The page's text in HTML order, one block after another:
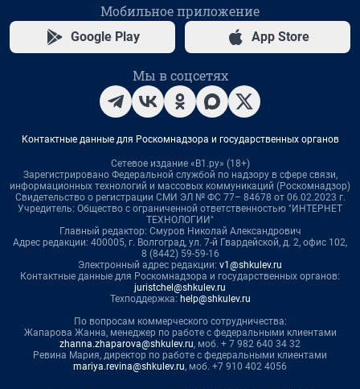
Мобильное приложение
Google Play App Store
Мы в соцсетях
Контактные данные для Роскомнадзора и государственных органов
Сетевое издание «В1.ру» (18+)
Зарегистрировано Федеральной службой по надзору в сфере связи,
информационных технологий и массовых коммуникаций (Роскомнадзор)
Свидетельство о регистрации СМИ ЭЛ № ФС 77– 84678 от 06.02.2023 г.
Учредитель: Общество с ограниченной ответственностью "ИНТЕРНЕТ
ТЕХНОЛОГИИ"
Главный редактор: Смуров Николай Александрович
Адрес редакции: 400005, г. Волгоград, ул. 7-й Гвардейской, д. 2, офис 102,
8 (8442) 59-59-16
Электронный адрес редакции: v1@shkulev.ru
Контактные данные для Роскомнадзора и государственных органов:
juristchel@shkulev.ru
Техподдержка: help@shkulev.ru
По вопросам коммерческого сотрудничества:
Жапарова Жанна, менеджер по работе с федеральными клиентами
zhanna.zhaparova@shkulev.ru, моб. + 7 982 640 34 32
Ревина Мария, директор по работе с федеральными клиентами
mariya.revina@shkulev.ru, моб. +7 910 402 4056